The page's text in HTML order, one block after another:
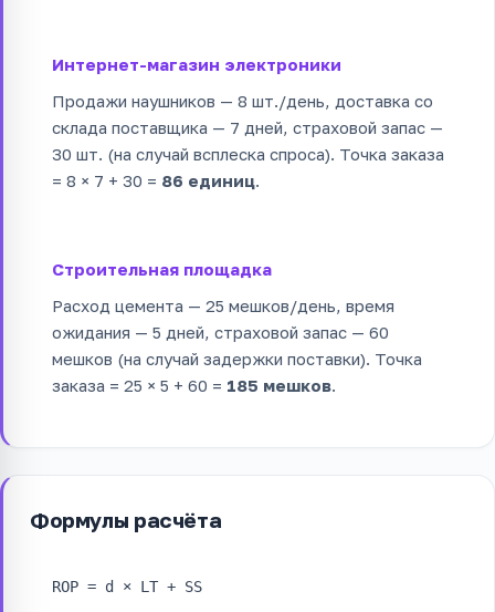
Интернет-магазин электроники
Продажи наушников — 8 шт./день, доставка со
склада поставщика — 7 дней, страховой запас —
30 шт. (на случай всплеска спроса). Точка заказа
= 8 × 7 + 30 = 86 единиц.
Строительная площадка
Расход цемента — 25 мешков/день, время
ожидания — 5 дней, страховой запас — 60
мешков (на случай задержки поставки). Точка
заказа = 25 × 5 + 60 = 185 мешков.
Формулы расчёта
ROP = d × LT + SS